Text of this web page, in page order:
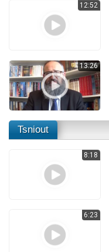
12:52
13:26
Tsniout
8:18
6:23